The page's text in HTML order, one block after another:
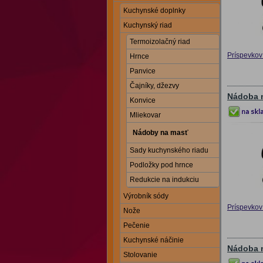
Kuchynské doplnky
Kuchynský riad
Termoizolačný riad
Hrnce
Panvice
Čajníky, džezvy
Konvice
Mliekovar
Nádoby na masť
Sady kuchynského riadu
Podložky pod hrnce
Redukcie na indukciu
Výrobník sódy
Nože
Pečenie
Kuchynské náčinie
Stolovanie
Nádoba
Nádoba